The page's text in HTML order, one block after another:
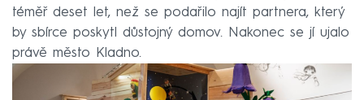
téměř deset let, než se podařilo najít partnera, který
by sbírce poskytl důstojný domov. Nakonec se jí ujalo
právě město Kladno.